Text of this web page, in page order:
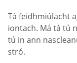
Tá feidhmiúlacht
iontach. Má tá tú
tú in ann
stró.